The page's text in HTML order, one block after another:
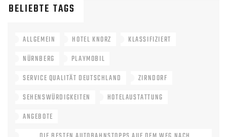
BELIEBTE TAGS
ALLGEMEIN HOTEL KNORZ
KLASSIFIZIERT
NÜRNBERG
PLAYMOBIL
SERVICE QUALITÄT DEUTSCHLAND
ZIRNDORF
SEHENSWÜRDIGKEITEN
HOTELAUSTATTUNG
ANGEBOTE